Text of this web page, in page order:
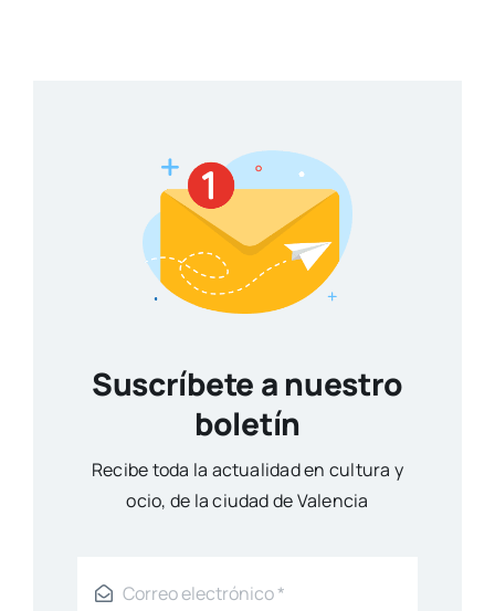
Suscríbete a nuestro
boletín
Reci­be toda la actua­li­dad en cul­tu­ra y
ocio, de la ciu­dad de Valen­cia